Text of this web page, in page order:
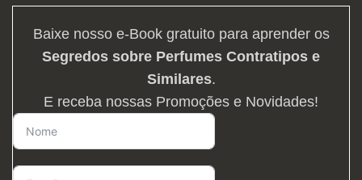
Baixe nosso e-Book gratuito para aprender os
Segredos sobre Perfumes Contratipos e
Similares.
E receba nossas Promoções e Novidades!